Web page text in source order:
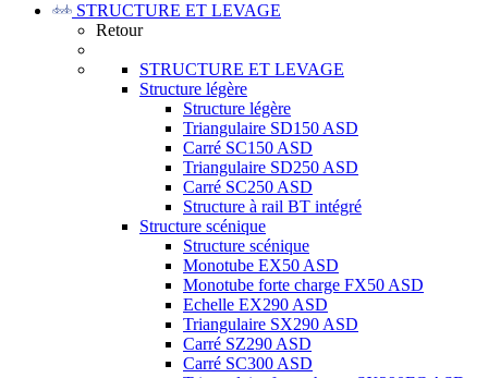
STRUCTURE ET LEVAGE
Retour
STRUCTURE ET LEVAGE
Structure légère
Structure légère
Triangulaire SD150 ASD
Carré SC150 ASD
Triangulaire SD250 ASD
Carré SC250 ASD
Structure à rail BT intégré
Structure scénique
Structure scénique
Monotube EX50 ASD
Monotube forte charge FX50 ASD
Echelle EX290 ASD
Triangulaire SX290 ASD
Carré SZ290 ASD
Carré SC300 ASD